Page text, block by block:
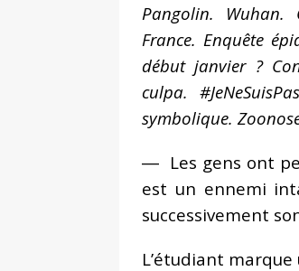
Pangolin. Wuhan.
France. Enquête
début janvier ?
culpa.
symbolique.
― Les gens ont
est un ennemi
successivement
L’étudiant